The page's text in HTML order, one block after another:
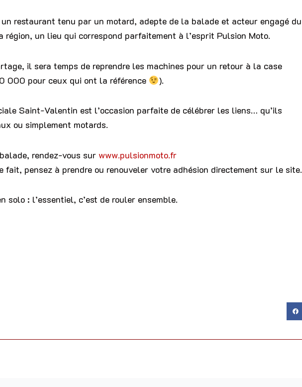
un restaurant tenu par un motard, adepte de la balade et acteur engagé du
région, un lieu qui correspond parfaitement à l’esprit Pulsion Moto.
il sera temps de reprendre les machines pour un retour à la case
000 pour ceux qui ont la référence
).
Saint-Valentin est l’occasion parfaite de célébrer les liens… qu’ils
ou simplement motards.
rendez-vous sur www.pulsionmoto.fr
fait, pensez à prendre ou renouveler votre adhésion directement sur le site.
solo : l’essentiel, c’est de rouler ensemble.